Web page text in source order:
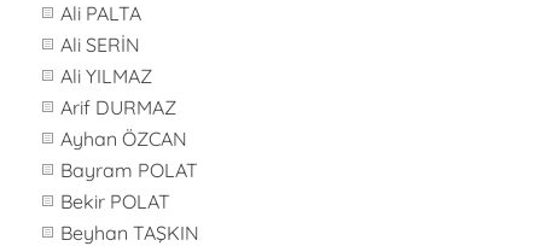
Ali PALTA
Ali SERİN
Ali YILMAZ
Arif DURMAZ
Ayhan ÖZCAN
Bayram POLAT
Bekir POLAT
Beyhan TAŞKIN